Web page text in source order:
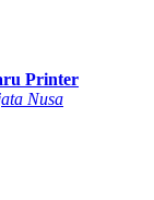
Printer
Nusa